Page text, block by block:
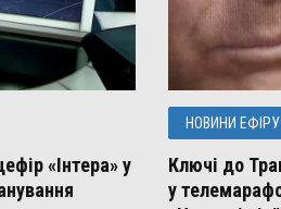
«Інтера» у
НОВИНИ ЕФІРУ
Ключі до
у